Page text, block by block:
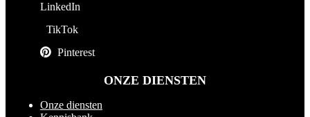
LinkedIn
TikTok
Pinterest
ONZE DIENSTEN
Onze diensten